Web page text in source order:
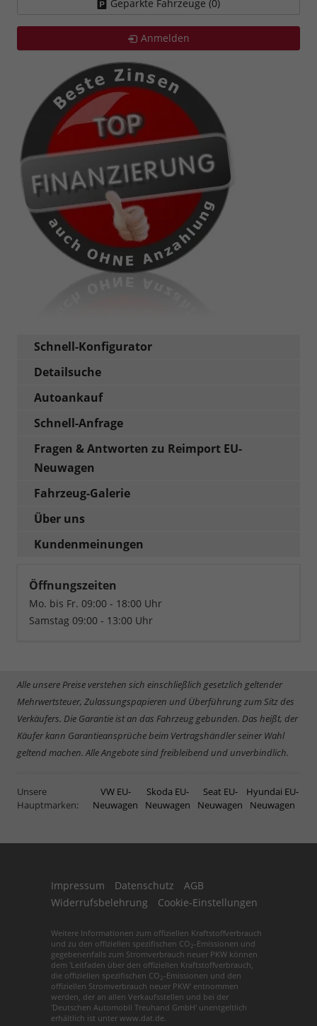
Geparkte Fahrzeuge (0)
Anmelden
Schnell-Konfigurator
Detailsuche
Autoankauf
Schnell-Anfrage
Fragen & Antworten zu Reimport EU-
Neuwagen
Fahrzeug-Galerie
Über uns
Kundenmeinungen
Öffnungszeiten
Mo. bis Fr. 09:00 - 18:00 Uhr
Samstag 09:00 - 13:00 Uhr
Alle unsere Preise verstehen sich einschließlich gesetzlich geltender
Mehrwertsteuer, Zulassungspapieren und Überführung zum Sitz des
Verkäufers. Die Garantie ist an das Fahrzeug gebunden. Das heißt, der
Käufer kann Garantieansprüche beim Vertragshändler seiner Wahl
geltend machen. Alle Angebote sind freibleibend und unverbindlich.
Unsere
Hauptmarken:
VW EU-
Neuwagen
Skoda EU-
Neuwagen
Seat EU-
Neuwagen
Hyundai EU-
Neuwagen
Impressum Datenschutz
AGB
Widerrufsbelehrung
Cookie-Einstellungen
Weitere Informationen zum offiziellen Kraftstoffverbrauch
und zu den offiziellen spezifischen CO2 -Emissionen und
gegebenenfalls zum Stromverbrauch neuer PKW können
dem 'Leitfaden über den offiziellen Kraftstoffverbrauch,
die offiziellen spezifischen CO2 -Emissionen und den
offiziellen Stromverbrauch neuer PKW' entnommen
werden, der an allen Verkaufsstellen und bei der
'Deutschen Automobil Treuhand GmbH' unentgeltlich
erhältlich ist unter www.dat.de.